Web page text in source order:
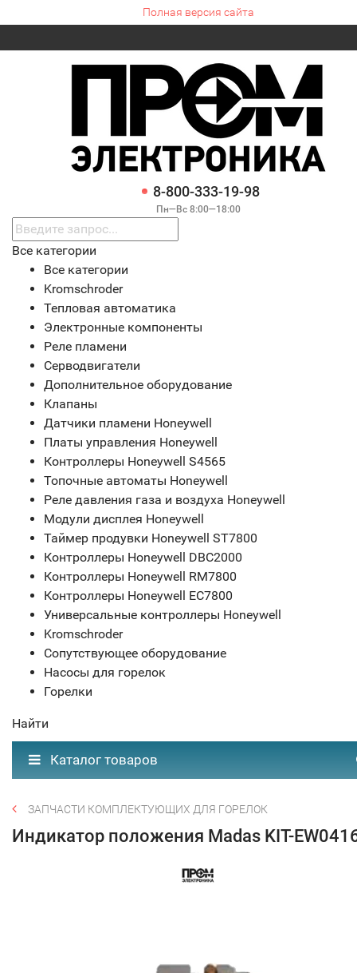
Полная версия сайта
8-800-333-19-98
Пн—Вс 8:00—18:00
Все категории
Все категории
Kromschroder
Тепловая автоматика
Электронные компоненты
Реле пламени
Серводвигатели
Дополнительное оборудование
Клапаны
Датчики пламени Honeywell
Платы управления Honeywell
Контроллеры Honeywell S4565
Топочные автоматы Honeywell
Реле давления газа и воздуха Honeywell
Модули дисплея Honeywell
Таймер продувки Honeywell ST7800
Контроллеры Honeywell DBC2000
Контроллеры Honeywell RM7800
Контроллеры Honeywell EC7800
Универсальные контроллеры Honeywell
Kromschroder
Сопутствующее оборудование
Насосы для горелок
Горелки
Найти
Каталог товаров
ЗАПЧАСТИ КОМПЛЕКТУЮЩИХ ДЛЯ ГОРЕЛОК
Индикатор положения Madas KIT-